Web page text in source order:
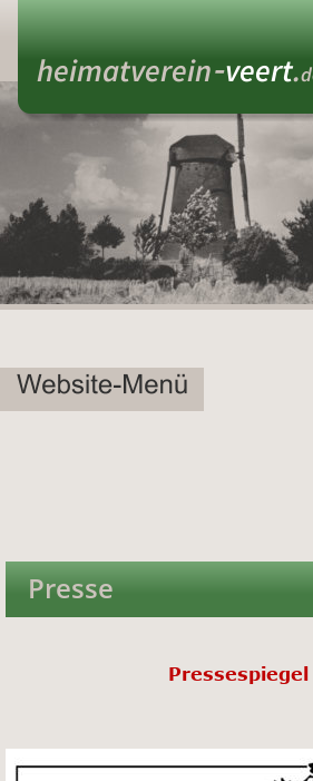
Presse
heimatverein- veert.
Pressespiegel